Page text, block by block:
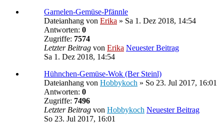
Garnelen-Gemüse-Pfännle
Dateianhang von Erika » Sa 1. Dez 2018, 14:54
Antworten: 0
Zugriffe: 7574
Letzter Beitrag von Erika Neuester Beitrag
Sa 1. Dez 2018, 14:54
Hühnchen-Gemüse-Wok (Ber Steinl)
Dateianhang von Hobbykoch » So 23. Jul 2017, 16:01
Antworten: 0
Zugriffe: 7496
Letzter Beitrag von Hobbykoch Neuester Beitrag
So 23. Jul 2017, 16:01